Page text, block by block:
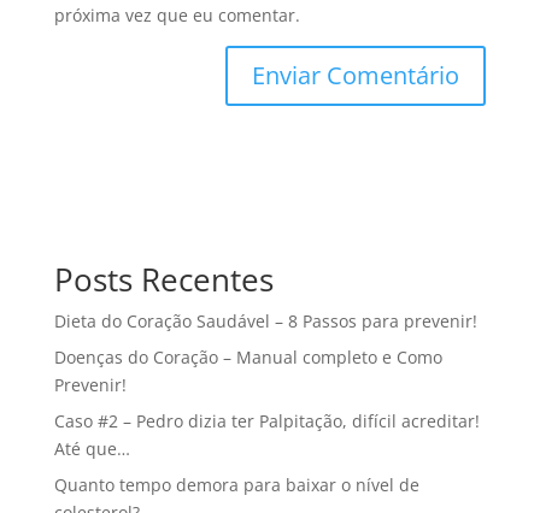
próxima vez que eu comentar.
Posts Recentes
Dieta do Coração Saudável – 8 Passos para prevenir!
Doenças do Coração – Manual completo e Como
Prevenir!
Caso #2 – Pedro dizia ter Palpitação, difícil acreditar!
Até que…
Quanto tempo demora para baixar o nível de